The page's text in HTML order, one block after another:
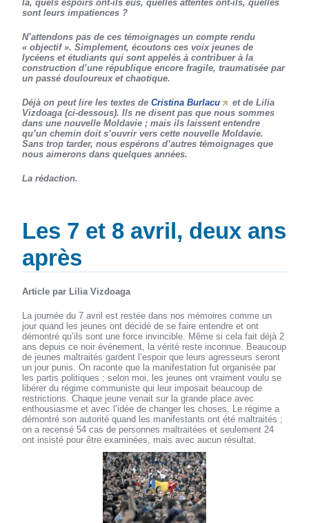
là, quels espoirs ont-ils eus, quelles attentes ont-ils, quelles
sont leurs impatiences ?
N’attendons pas de ces témoignages un compte rendu
« objectif ». Simplement, écoutons ces voix jeunes de
lycéens et étudiants qui sont appelés à contribuer à la
construction d’une république encore fragile, traumatisée par
un passé douloureux et chaotique.
Déjà on peut lire les textes deCristina Burlacu
et de Lilia
Vizdoaga (ci-dessous). Ils ne disent pas que nous sommes
dans une nouvelle Moldavie ; mais ils laissent entendre
qu’un chemin doit s’ouvrir vers cette nouvelle Moldavie.
Sans trop tarder, nous espérons d’autres témoignages que
nous aimerons dans quelques années.
La rédaction.
Les 7 et 8 avril, deux ans
après
Article par Lilia Vizdoaga
La journée du 7 avril est restée dans nos mémoires comme un
jour quand les jeunes ont décidé de se faire entendre et ont
démontré qu’ils sont une force invincible. Même si cela fait déjà 2
ans depuis ce noir événement, la vérité reste inconnue. Beaucoup
de jeunes maltraités gardent l’espoir que leurs agresseurs seront
un jour punis. On raconte que la manifestation fut organisée par
les partis politiques ; selon moi, les jeunes ont vraiment voulu se
libérer du régime communiste qui leur imposait beaucoup de
restrictions. Chaque jeune venait sur la grande place avec
enthousiasme et avec l’idée de changer les choses. Le régime a
démontré son autorité quand les manifestants ont été maltraités ;
on a recensé 54 cas de personnes maltraitées et seulement 24
ont insisté pour être examinées, mais avec aucun résultat.